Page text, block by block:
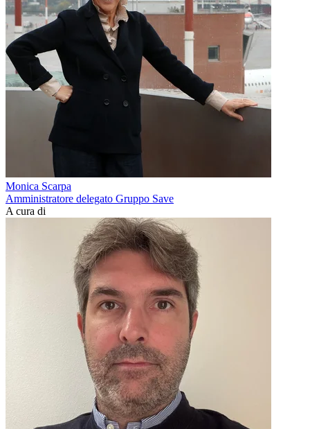
Monica Scarpa
Amministratore delegato Gruppo Save
A cura di